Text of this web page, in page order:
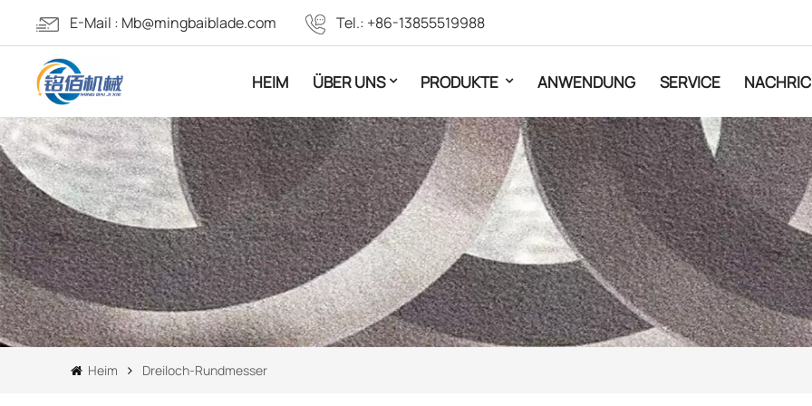
E-Mail : Mb@mingbaiblade.com Tel.: +86-13855519988
HEIM ÜBER UNS PRODUKTE ANWENDUNG SERVICE
Heim Dreiloch-Rundmesser